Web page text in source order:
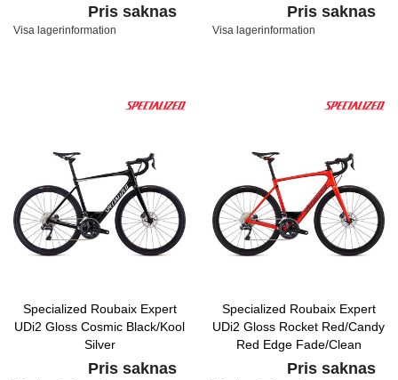
Pris saknas
Visa lagerinformation
Pris saknas
Visa lagerinformation
Specialized Roubaix Expert
UDi2 Gloss Cosmic Black/Kool
Silver
Pris saknas
Specialized Roubaix Expert
UDi2 Gloss Rocket Red/Candy
Red Edge Fade/Clean
Pris saknas